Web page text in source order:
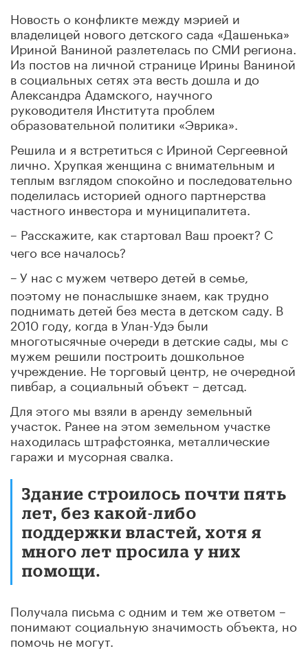
Новость о конфликте между мэрией и
владелицей нового детского сада «Дашенька»
Ириной Ваниной разлетелась по СМИ региона.
Из постов на личной странице Ирины Ваниной
в социальных сетях эта весть дошла и до
Александра Адамского, научного
руководителя Института проблем
образовательной политики «Эврика».
Решила и я встретиться с Ириной Сергеевной
лично. Хрупкая женщина с внимательным и
теплым взглядом спокойно и последовательно
поделилась историей одного партнерства
частного инвестора и муниципалитета.
– Расскажите, как стартовал Ваш проект? С
чего все началось?
–У нас с мужем четверо детей в семье,
поэтому не понаслышке знаем, как трудно
поднимать детей без места в детском саду. В
2010 году, когда в Улан-Удэ были
многотысячные очереди в детские сады, мы с
мужем решили построить дошкольное
учреждение. Не торговый центр, не очередной
пивбар, а социальный объект – детсад.
Для этого мы взяли в аренду земельный
участок. Ранее на этом земельном участке
находилась штрафстоянка, металлические
гаражи и мусорная свалка.
Здание строилось почти пять
лет, без какой-либо
поддержки властей, хотя я
много лет просила у них
помощи.
Получала письма с одним и тем же ответом –
понимают социальную значимость объекта, но
помочь не могут.